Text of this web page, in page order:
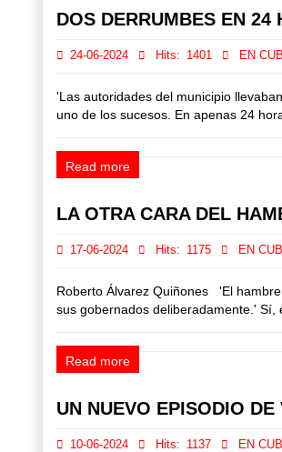
DOS DERRUMBES EN 24
24-06-2024 Hits: 1401 EN
'Las autoridades del municipio
uno de los sucesos. En apenas 24
Read more
LA OTRA CARA DEL
17-06-2024 Hits: 1175 EN
Roberto Álvarez Quiñones 'El
sus gobernados deliberadamente.' Sí,
Read more
UN NUEVO EPISODIO
10-06-2024 Hits: 1137 EN